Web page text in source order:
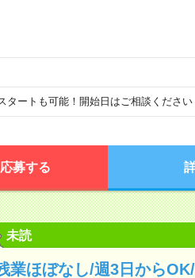
ートも可能！開始日はご相談ください
応募する
未読
業ほぼなし/週3日から